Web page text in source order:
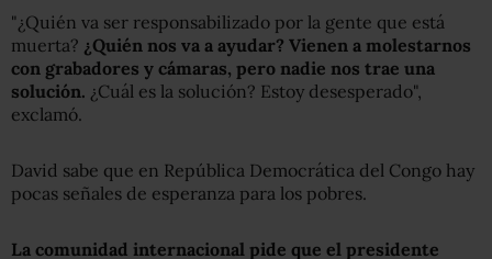
"¿Quién va ser responsabilizado por la gente que está
muerta? ¿Quién nos va a ayudar? Vienen a molestarnos
con grabadores y cámaras, pero nadie nos trae una
solución. ¿Cuál es la solución? Estoy desesperado",
exclamó.
David sabe que en República Democrática del Congo hay
pocas señales de esperanza para los pobres.
La comunidad internacional pide que el presidente